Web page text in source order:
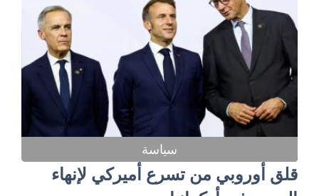
سياسة
قلق أوروبي من تسرع أميركي لإنهاء